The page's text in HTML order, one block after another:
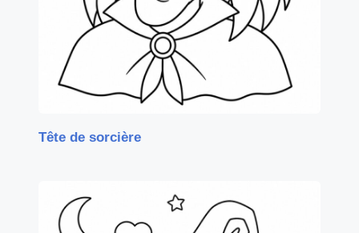
Tête de sorcière